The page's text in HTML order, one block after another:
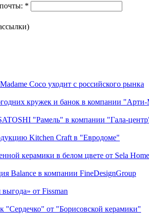
*
Coco уходит с российского рынка
кружек и банок в компании
"Рамель" в компании "Гала-
Kitchen Craft в "Евродоме"
керамики в белом цвете от Sela Home
Balance в компании FineDesignGroup
от Fissman
"Сердечко" от "Борисовской керамики"